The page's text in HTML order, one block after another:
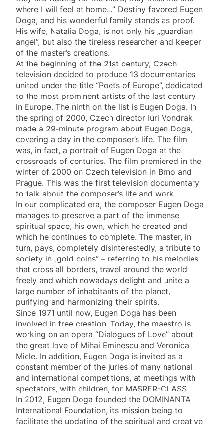
where I will feel at home…” Destiny favored Eugen
Doga, and his wonderful family stands as proof.
His wife, Natalia Doga, is not only his „guardian
angel”, but also the tireless researcher and keeper
of the master’s creations.
At the beginning of the 21st century, Czech
television decided to produce 13 documentaries
united under the title “Poets of Europe”, dedicated
to the most prominent artists of the last century
in Europe. The ninth on the list is Eugen Doga. In
the spring of 2000, Czech director Iuri Vondrak
made a 29-minute program about Eugen Doga,
covering a day in the composer’s life. The film
was, in fact, a portrait of Eugen Doga at the
crossroads of centuries. The film premiered in the
winter of 2000 on Czech television in Brno and
Prague. This was the first television documentary
to talk about the composer’s life and work.
In our complicated era, the composer Eugen Doga
manages to preserve a part of the immense
spiritual space, his own, which he created and
which he continues to complete. The master, in
turn, pays, completely disinterestedly, a tribute to
society in „gold coins” – referring to his melodies
that cross all borders, travel around the world
freely and which nowadays delight and unite a
large number of inhabitants of the planet,
purifying and harmonizing their spirits.
Since 1971 until now, Eugen Doga has been
involved in free creation. Today, the maestro is
working on an opera “Dialogues of Love” about
the great love of Mihai Eminescu and Veronica
Micle. In addition, Eugen Doga is invited as a
constant member of the juries of many national
and international competitions, at meetings with
spectators, with children, for MASRER-CLASS.
In 2012, Eugen Doga founded the DOMINANTA
International Foundation, its mission being to
facilitate the updating of the spiritual and creative